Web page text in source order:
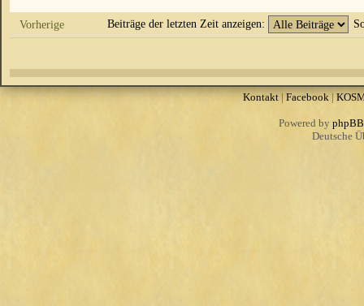
Vorherige Beiträge der letzten Zeit anzeigen:
Kontakt| Facebook|
Powered by phpBB
Deutsche